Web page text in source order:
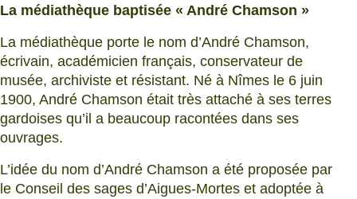
La médiathèque baptisée « André Chamson »
La médiathèque porte le nom d’André Chamson,
écrivain, académicien français, conservateur de
musée, archiviste et résistant. Né à Nîmes le 6 juin
1900, André Chamson était très attaché à ses terres
gardoises qu’il a beaucoup racontées dans ses
ouvrages.
L’idée du nom d’André Chamson a été proposée par
le Conseil des sages d’Aigues-Mortes et adoptée à